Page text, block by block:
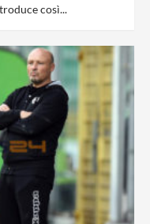
così...